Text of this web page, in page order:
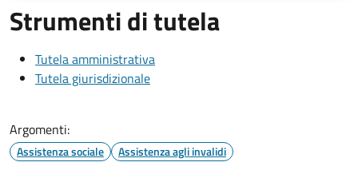
Strumenti di tutela
Tutela amministrativa
Tutela giurisdizionale
Argomenti:
Assistenza sociale Assistenza agli invalidi